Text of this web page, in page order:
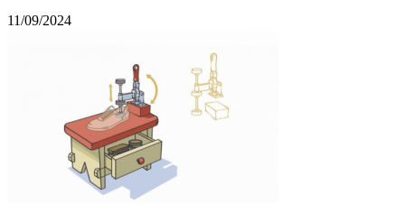
11/09/2024